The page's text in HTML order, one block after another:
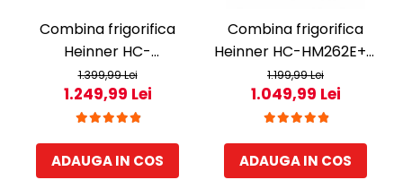
Combina frigorifica
Heinner HC-
HM260DGWDE++, 262 l,
Clasa E, Dozator de apa,
Control electronic cu
termostat ajustabil,
Lumina LED, Usa
1.399,99 Lei
1.249,99 Lei
ADAUGA IN COS
Combina frigorifica
Heinner HC-HM262E++,
262 l, Control electronic,
Iluminare LED, Usi
reversibile, Clasa E, H
180 cm, Alb
1.199,99 Lei
1.049,99 Lei
ADAUGA IN COS